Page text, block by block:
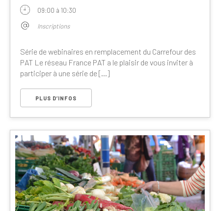
09:00 à 10:30
Inscriptions
Série de webinaires en remplacement du Carrefour des
PAT Le réseau France PAT a le plaisir de vous inviter à
participer à une série de [...]
PLUS D’INFOS